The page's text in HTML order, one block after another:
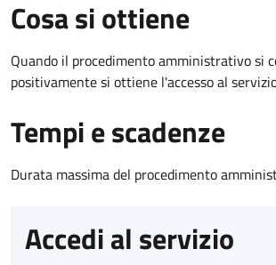
Cosa si ottiene
Quando il procedimento amministrativo si
positivamente si ottiene l'accesso al
Tempi e scadenze
Durata massima del procedimento
Accedi al servizio